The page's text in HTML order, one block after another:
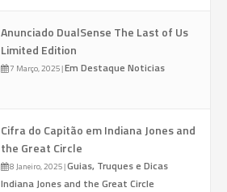
Anunciado DualSense The Last of Us
Limited Edition
7 Março, 2025|Em Destaque Noticias
Cifra do Capitão em Indiana Jones and
the Great Circle
8 Janeiro, 2025|Guias, Truques e Dicas
Indiana Jones and the Great Circle